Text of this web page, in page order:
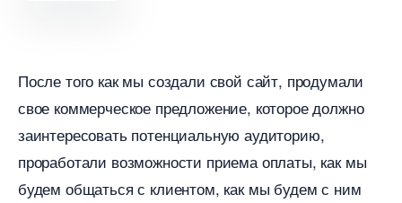
После того как мы создали свой сайт, продумали
свое коммерческое предложение, которое должно
заинтересовать потенциальную аудиторию,
проработали возможности приема оплаты, как мы
удем общаться с клиентом, как мы будем с ним